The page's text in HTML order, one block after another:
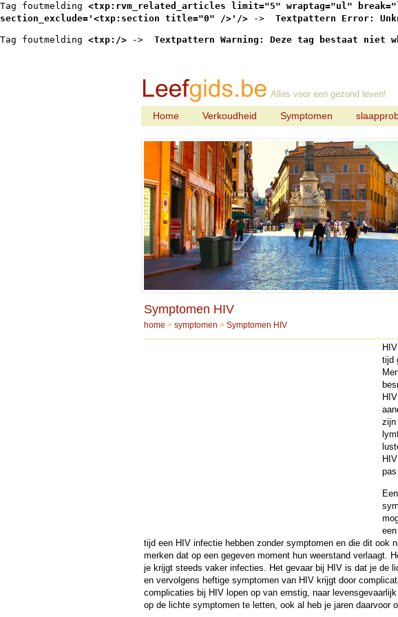
Tag foutmelding <txp:rvm_related_articles limit="5" wraptag="ul"
section_exclude='<txp:section title="0" />'/> -> Textpattern Error:
Tag foutmelding <txp:/> -> Textpattern Warning: Deze tag bestaat niet
Alles voor een gezond leven!
Home Verkoudheid Symptomen
Symptomen HIV
home > symptomen > Symptomen HIV
HIV
tijd
HIV
zijn
HIV
tijd een HIVinfectie hebben zonder symptomen en die dit ook
merken dat op een gegeven moment hun weerstand verlaagt.
je krijgt steeds vaker infecties. Het gevaar bij HIVis dat je de
en vervolgens heftige symptomen van HIVkrijgt door
complicaties bij HIVlopen op van ernstig, naar
op de lichte symptomen te letten, ook al heb je jaren daarvoor